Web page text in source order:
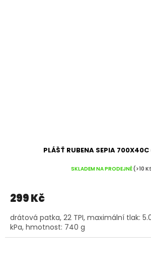
PLÁŠŤ RUBENA SEPIA
SKLADEM NA PRODEJNĚ(>10
299 Kč
drátová patka, 22 TPI, maximální tlak:
kPa, hmotnost: 740 g